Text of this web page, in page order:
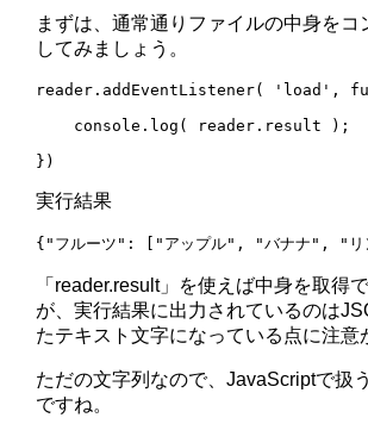
まずは、通常通りファイルの中身をコ
してみましょう。
reader.addEventListener( 'load',
    console.log( reader.result );
})
実行結果
{"フルーツ": ["アップル", "バナナ",
「reader.result」を使えば中身を取得
が、実行結果に出力されているのは
たテキスト文字になっている点に注意
ただの文字列なので、JavaScriptで扱
ですね。